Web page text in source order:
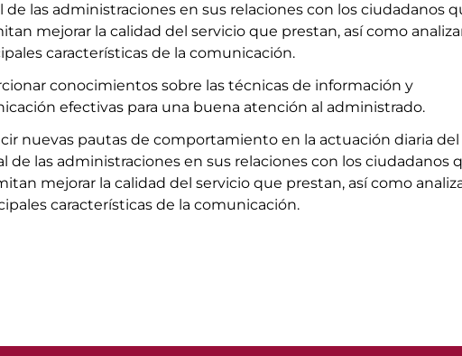
de las administraciones en sus relaciones con los ciudadanos
mejorar la calidad del servicio que prestan, así como
características de la comunicación.
conocimientos sobre las técnicas de información y
efectivas para una buena atención al administrado.
nuevas pautas de comportamiento en la actuación diaria del
de las administraciones en sus relaciones con los ciudadanos
mejorar la calidad del servicio que prestan, así como
características de la comunicación.